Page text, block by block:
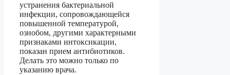
устранения бактериальной
инфекции, сопровождающейся
повышенной температурой,
ознобом, другими характерными
признаками интоксикации,
показан прием антибиотиков.
Делать это можно только по
указанию врача.